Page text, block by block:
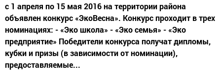
с 1 апреля по 15 мая 2016 на территории района
объявлен конкурс «ЭкоВесна». Конкурс проходит в трех
номинациях: - «Эко школа» - «Эко семья» - «Эко
предприятие» Победители конкурса получат дипломы,
кубки и призы (в зависимости от номинации),
предоставляемые...